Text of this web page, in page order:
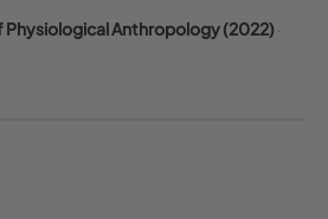
Physiological Anthropology (2022)·